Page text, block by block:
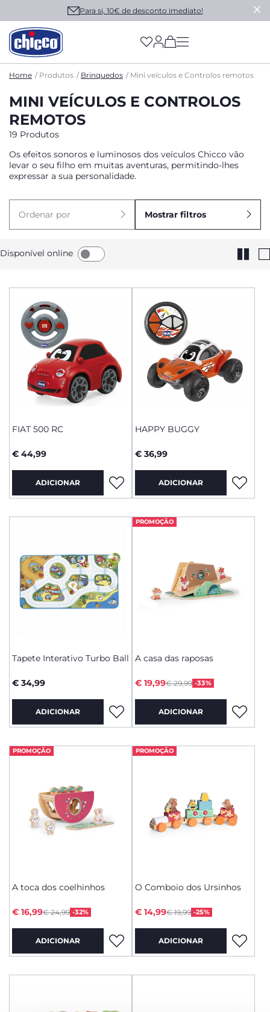
Para si, 10€ de desconto imediato!
(has more options
Home Produtos Brinquedos Mini veículos e Controlos remotos
MINI VEÍCULOS E CONTROLOS
REMOTOS
19 Produtos
Os efeitos sonoros e luminosos dos veículos Chicco vão
levar o seu filho em muitas aventuras, permitindo-lhes
expressar a sua personalidade.
Ordenar por Mostrar filtros
Disponível online
FIAT 500 RC
€ 44,99
ADICIONAR
HAPPY BUGGY
€ 36,99
ADICIONAR
Tapete Interativo Turbo Ball
€ 34,99
ADICIONAR
PROMOÇÃO
A casa das raposas
Price reduced from
€ 29,99 -33%
to
€ 19,99
ADICIONAR
PROMOÇÃO
A toca dos coelhinhos
Price reduced from
€ 24,99 -32%
to
€ 16,99
ADICIONAR
PROMOÇÃO
O Comboio dos Ursinhos
Price reduced from
€ 19,99 -25%
to
€ 14,99
ADICIONAR